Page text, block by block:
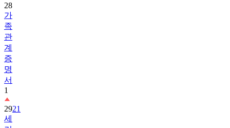
28
가
족
관
계
증
명
서
1
2921
세